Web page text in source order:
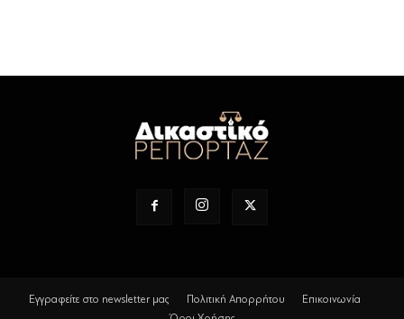
Εγγραφείτε στο newsletter μας Πολιτική Απορρήτου
Επικοινωνία